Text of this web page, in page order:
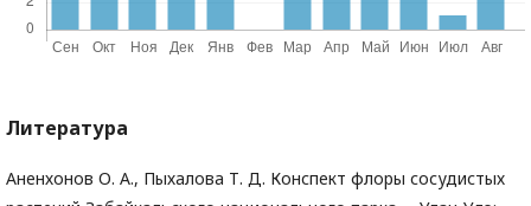
Литература
Аненхонов О. А., Пыхалова Т. Д. Конспект флоры сосудистых